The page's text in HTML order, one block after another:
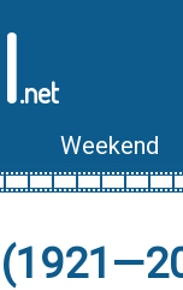
.net
Weekend